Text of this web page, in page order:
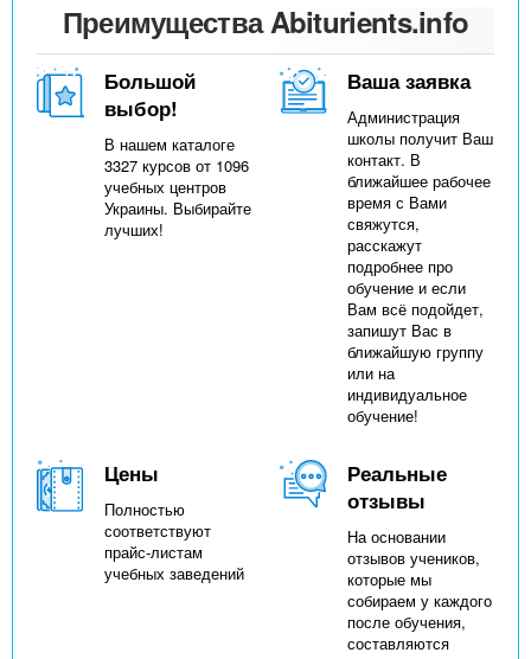
Преимущества Abiturients.info
Большой
выбор!
В нашем каталоге
3327 курсов от 1096
учебных центров
Украины. Выбирайте
лучших!
Ваша заявка
Администрация
школы получит Ваш
контакт. В
ближайшее рабочее
время с Вами
свяжутся,
расскажут
подробнее про
обучение и если
Вам всё подойдет,
запишут Вас в
ближайшую группу
или на
индивидуальное
обучение!
Цены
Полностью
соответствуют
прайс-листам
учебных заведений
Реальные
отзывы
На основании
отзывов учеников,
которые мы
собираем у каждого
после обучения,
составляются